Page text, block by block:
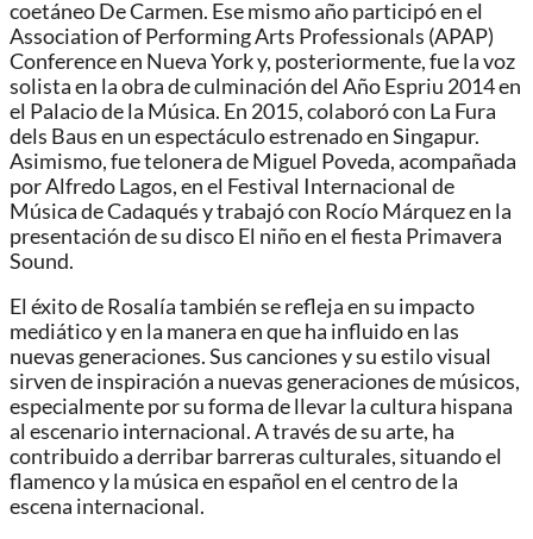
coetáneo De Carmen. Ese mismo año participó en el
Association of Performing Arts Professionals (APAP)
Conference en Nueva York y, posteriormente, fue la voz
solista en la obra de culminación del Año Espriu 2014 en
el Palacio de la Música. En 2015, colaboró con La Fura
dels Baus en un espectáculo estrenado en Singapur.
Asimismo, fue telonera de Miguel Poveda, acompañada
por Alfredo Lagos, en el Festival Internacional de
Música de Cadaqués y trabajó con Rocío Márquez en la
presentación de su disco El niño en el fiesta Primavera
Sound.
El éxito de Rosalía también se refleja en su impacto
mediático y en la manera en que ha influido en las
nuevas generaciones. Sus canciones y su estilo visual
sirven de inspiración a nuevas generaciones de músicos,
especialmente por su forma de llevar la cultura hispana
al escenario internacional. A través de su arte, ha
contribuido a derribar barreras culturales, situando el
flamenco y la música en español en el centro de la
escena internacional.